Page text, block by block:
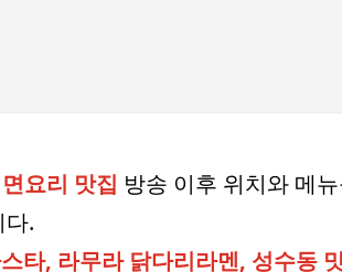
요리 맛집 방송 이후 위치와 메
.
타, 라무라 닭다리라멘, 성수동